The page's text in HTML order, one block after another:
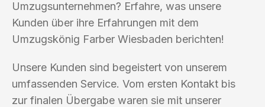
Umzugsunternehmen? Erfahre, was unsere
Kunden über ihre Erfahrungen mit dem
Umzugskönig Farber Wiesbaden berichten!
Unsere Kunden sind begeistert von unserem
umfassenden Service. Vom ersten Kontakt bis
zur finalen Übergabe waren sie mit unserer